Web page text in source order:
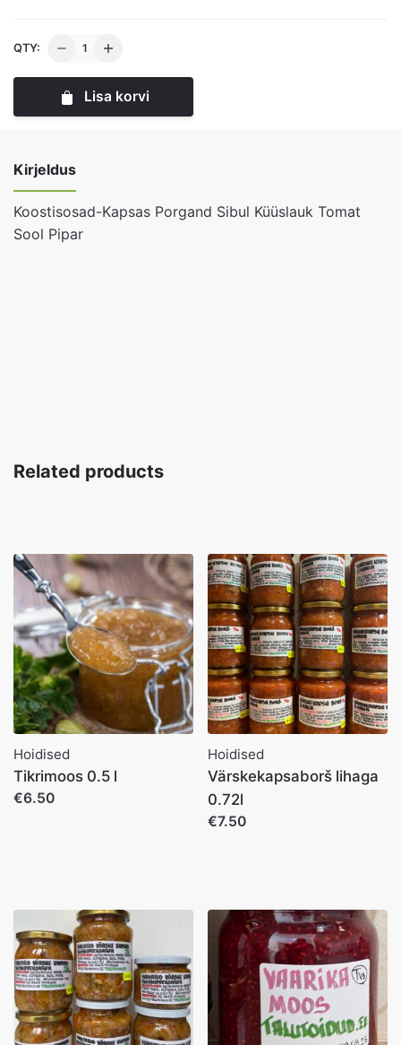
QTY:
Hautatud
KapsasLisa korvi
Kirjeldus
Koostisosad-Kapsas Porgand Sibul Küüslauk Tomat
Sool Pipar
Related products
Hoidised
Tikrimoos 0.5 l
€6.50
Hoidised
Värskekapsaborš lihaga
0.72l
€7.50